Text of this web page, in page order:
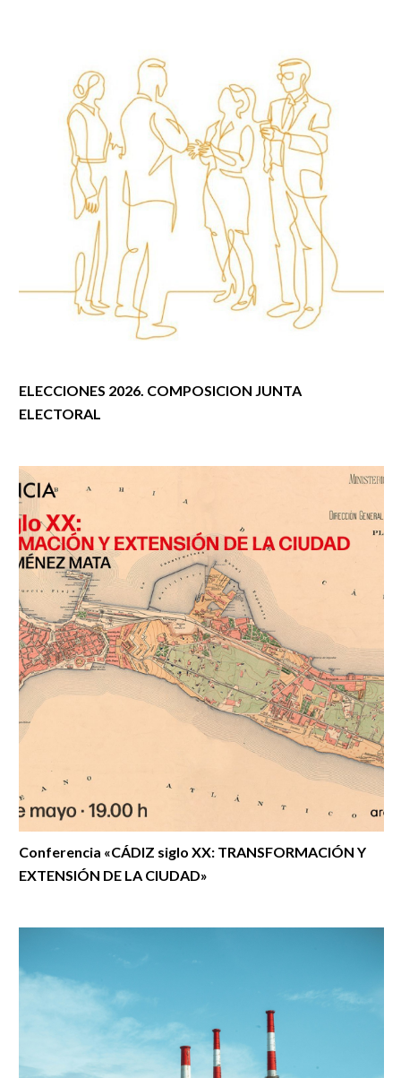
ELECCIONES 2026. COMPOSICION JUNTA
ELECTORAL
Conferencia «CÁDIZ siglo XX: TRANSFORMACIÓN Y
EXTENSIÓN DE LA CIUDAD»